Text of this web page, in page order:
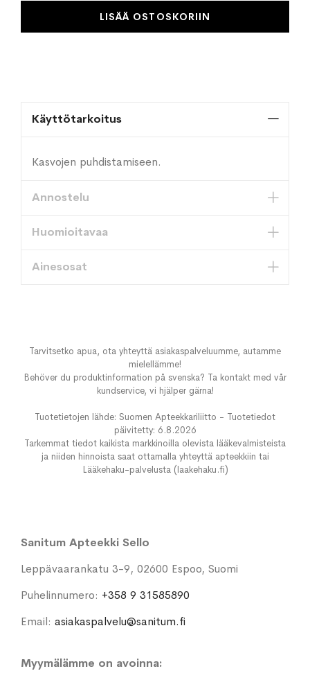
LISÄÄ OSTOSKORIIN
Käyttötarkoitus
Kasvojen puhdistamiseen.
Annostelu
Huomioitavaa
Ainesosat
Tarvitsetko apua, ota yhteyttä asiakaspalveluumme, autamme
mielellämme!
Behöver du produktinformation på svenska? Ta kontakt med vår
kundservice, vi hjälper gärna!
Tuotetietojen lähde: Suomen Apteekkariliitto - Tuotetiedot
päivitetty: 6.8.2026
Tarkemmat tiedot kaikista markkinoilla olevista lääkevalmisteista
ja niiden hinnoista saat ottamalla yhteyttä apteekkiin tai
Lääkehaku-palvelusta (laakehaku.fi)
Sanitum Apteekki Sello
Leppävaarankatu 3-9, 02600 Espoo, Suomi
Puhelinnumero: +358 9 31585890
Email: asiakaspalvelu@sanitum.fi
Myymälämme on avoinna: